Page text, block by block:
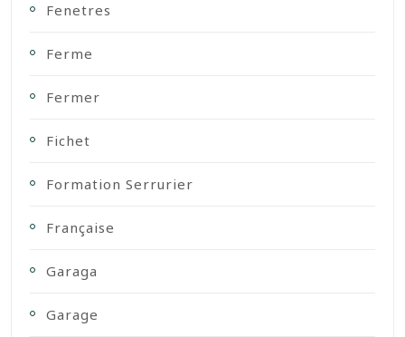
Fenetres
Ferme
Fermer
Fichet
Formation Serrurier
Française
Garaga
Garage